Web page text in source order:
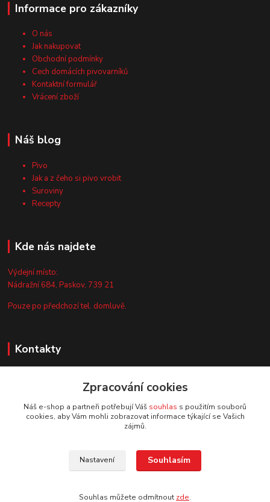
Informace pro zákazníky
O nás
Jak nakupovat
Obchodní podmínky
Cech domácích pivovarníků
Kontaktní formulář
Vrácení zboží
Náš blog
Pivo
Jak a z čeho si pivo vrobit
Suroviny
Recepty
Kde nás najdete
Výdejní místo:
Nádražní 684, Paskov, 739 21
Pouze po předchozí tel. domluvě.
Kontakty
+420 735 044 675
info@vyrobtesipivo.cz
Zpracování cookies
Náš e-shop a partneři potřebují Váš souhlas s použitím souborů
cookies, aby Vám mohli zobrazovat informace týkající se Vašich
zájmů.
Nastavení Souhlasím
Souhlas můžete odmítnout zde.